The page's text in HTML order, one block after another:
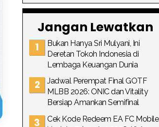
Jangan Lewatkan
Bukan Hanya Sri Mulyani, Ini
Deretan Tokoh Indonesia di
Lembaga Keuangan Dunia
Jadwal Perempat Final GOTF
MLBB 2026: ONIC dan Vitality
Bersiap Amankan Semifinal
Cek Kode Redeem EA FC Mobile